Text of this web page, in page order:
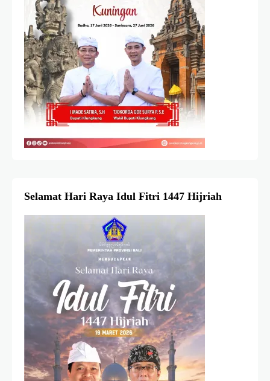
Selamat Hari Raya Idul Fitri 1447 Hijriah